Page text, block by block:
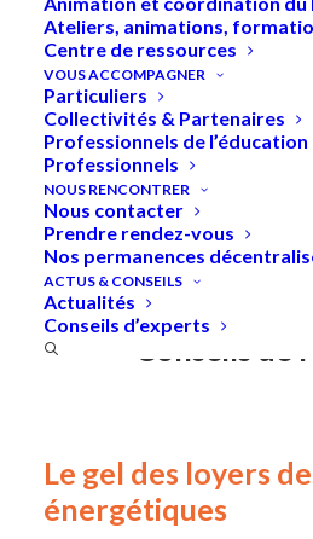
Ateliers, animations,
Centre de ressources
VOUS ACCOMPAGNER
Particuliers
Collectivités & Partenaires
Professionnels de l’éducation
Professionnels
NOUS RENCONTRER
Nous contacter
Prendre rendez-vous
Nos permanences
ACTUS & CONSEILS
Actualités
Conseils d’experts
Accueil»Le gel des loyers des
Conseils de
Le gel des loyers
énergétiques